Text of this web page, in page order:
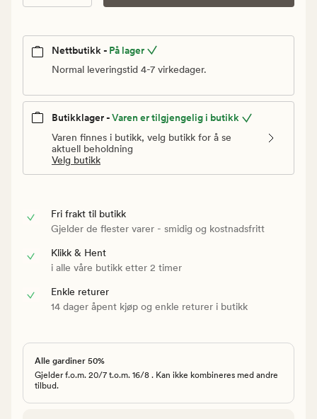
Nettbutikk - På lager
Normal leveringstid 4-7 virkedager.
Butikklager -Varen er tilgjengelig i butikk
Varen finnes i butikk, velg butikk for å se
aktuell beholdning
Velg butikk
Fri frakt til butikk
Gjelder de flester varer - smidig og kostnadsfritt
Klikk & Hent
i alle våre butikk etter 2 timer
Enkle returer
14 dager åpent kjøp og enkle returer i butikk
Alle gardiner 50%
Gjelder f.o.m. 20/7 t.o.m. 16/8 . Kan ikke kombineres med andre
tilbud.